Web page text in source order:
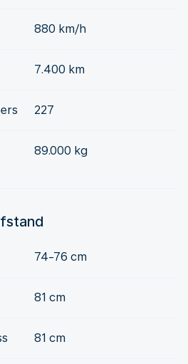
880 km/h
7.400 km
227
89.000 kg
74-76 cm
81 cm
81 cm